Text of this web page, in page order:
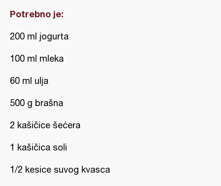
Potrebno je:
200 ml jogurta
100 ml mleka
60 ml ulja
500 g brašna
2 kašičice šećera
1 kašičica soli
1/2 kesice suvog kvasca